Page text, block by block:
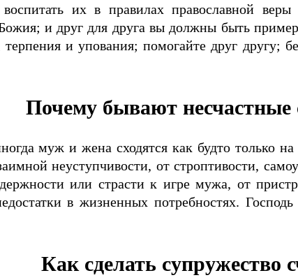
воспитать их в правилах православной
и друг для друга вы должны быть
и упования; помогайте друг другу;
Почему бывают несчастные
муж и жена сходятся как будто только
неуступчивости, от строптивости,
или страсти к игре мужа, от
в жизненных потребностях.
Как сделать супружество